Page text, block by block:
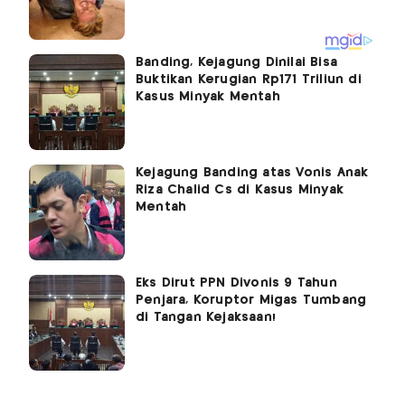
Banding, Kejagung Dinilai Bisa
Buktikan Kerugian Rp171 Triliun di
Kasus Minyak Mentah
Kejagung Banding atas Vonis Anak
Riza Chalid Cs di Kasus Minyak
Mentah
Eks Dirut PPN Divonis 9 Tahun
Penjara, Koruptor Migas Tumbang
di Tangan Kejaksaan!